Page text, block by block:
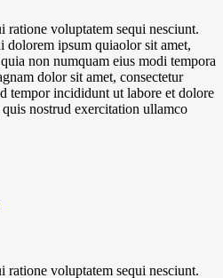
ratione voluptatem sequi nesciunt.
dolorem ipsum quiaolor sit amet,
non numquam eius modi tempora
dolor sit amet, consectetur
tempor incididunt ut labore et dolore
nostrud exercitation ullamco
ratione voluptatem sequi nesciunt.